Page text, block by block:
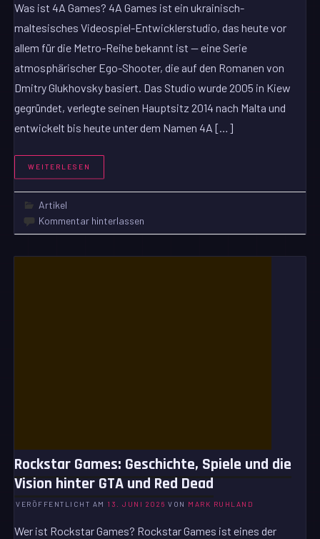
Was ist 4A Games? 4A Games ist ein ukrainisch-
maltesisches Videospiel-Entwicklerstudio, das heute vor
allem für die Metro-Reihe bekannt ist — eine Serie
atmosphärischer Ego-Shooter, die auf den Romanen von
Dmitry Glukhovsky basiert. Das Studio wurde 2005 in Kiew
gegründet, verlegte seinen Hauptsitz 2014 nach Malta und
entwickelt bis heute unter dem Namen 4A […]
WEITERLESEN
Artikel
Kommentar hinterlassen
Rockstar Games: Geschichte, Spiele und die
Vision hinter GTA und Red Dead
VERÖFFENTLICHT AM 13. JUNI 2026 VON MARK RUHLAND
Wer ist Rockstar Games? Rockstar Games ist eines der